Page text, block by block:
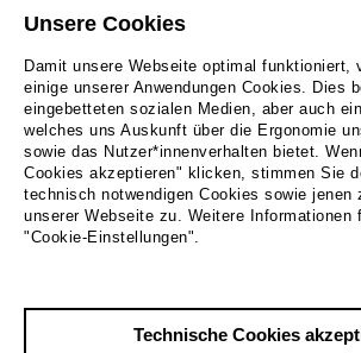
Meine Freundin Conni - Abenteuer mit Kranich Klaus
Unsere Cookies
Damit unsere Webseite optimal funktioniert,
einige unserer Anwendungen Cookies. Dies
eingebetteten sozialen Medien, aber auch
welches uns Auskunft über die Ergonomie
sowie das Nutzer*innenverhalten bietet.
Cookies akzeptieren" klicken, stimmen Sie
technisch notwendigen Cookies sowie jenen
unserer Webseite zu. Weitere Informationen
"Cookie-Einstellungen".
Technische Cookies